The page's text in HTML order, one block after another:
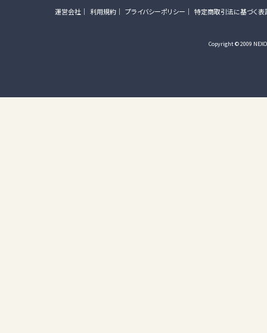
運営会社 利用規約 プライバシーポリシー 特定商取引法に基づく表
Copyright © 2009